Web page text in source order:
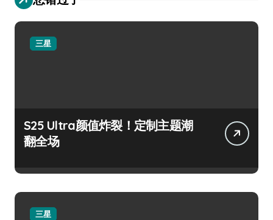
三星
S25 Ultra颜值炸裂！定制主题潮
翻全场
三星